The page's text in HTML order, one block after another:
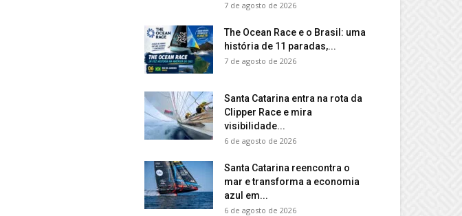
7 de agosto de 2026
The Ocean Race e o Brasil: uma
história de 11 paradas,...
7 de agosto de 2026
Santa Catarina entra na rota da
Clipper Race e mira
visibilidade...
6 de agosto de 2026
Santa Catarina reencontra o
mar e transforma a economia
azul em...
6 de agosto de 2026